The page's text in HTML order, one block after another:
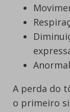
A perda do
o primeiro